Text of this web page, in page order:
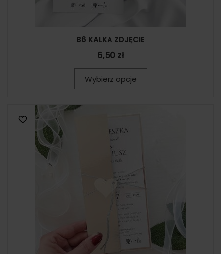
B6 KALKA ZDJĘCIE
6,50 zł
Wybierz opcje